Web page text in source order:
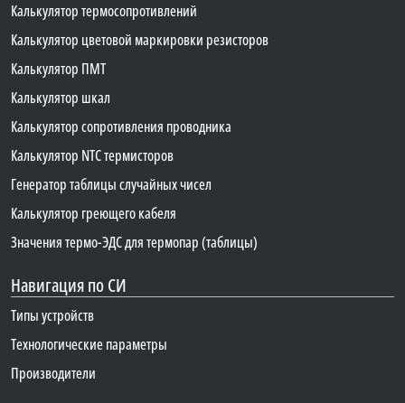
Калькулятор термосопротивлений
Калькулятор цветовой маркировки резисторов
Калькулятор ПМТ
Калькулятор шкал
Калькулятор сопротивления проводника
Калькулятор NTC термисторов
Генератор таблицы случайных чисел
Калькулятор греющего кабеля
Значения термо-ЭДС для термопар (таблицы)
Навигация по СИ
Типы устройств
Технологические параметры
Производители